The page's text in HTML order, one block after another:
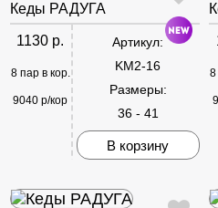
Кеды РАДУГА
1130 р.
8 пар в кор.
9040 р/кор
Артикул:
KM2-16
Размеры:
36 - 41
В корзину
8